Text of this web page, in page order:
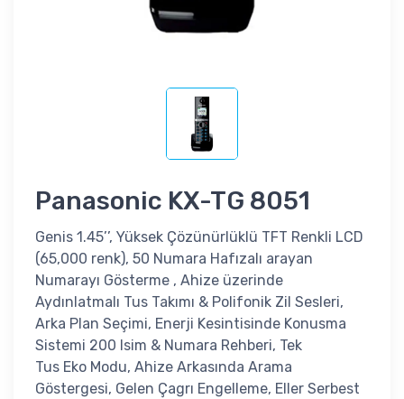
Panasonic KX-TG 8051
Genis 1.45’’, Yüksek Çözünürlüklü TFT Renkli LCD
(65,000 renk), 50 Numara Hafızalı arayan
Numarayı Gösterme , Ahize üzerinde
Aydınlatmalı Tus Takımı & Polifonik Zil Sesleri,
Arka Plan Seçimi, Enerji Kesintisinde Konusma
Sistemi 200 Isim & Numara Rehberi, Tek
Tus Eko Modu, Ahize Arkasında Arama
Göstergesi, Gelen Çagrı Engelleme, Eller Serbest